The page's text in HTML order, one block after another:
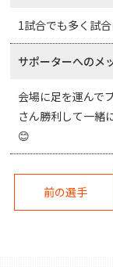
1試合でも多く試
サポーターへのメ
会場に足を運んで
さん勝利して一緒
😊
前の選手